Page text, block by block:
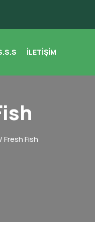
İLETIŞIM
/ Fresh Fish